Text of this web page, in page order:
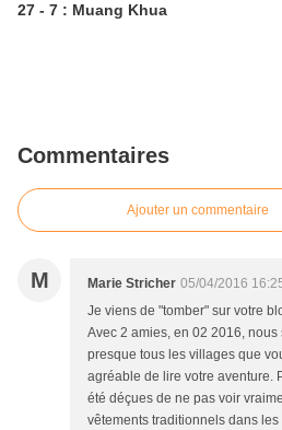
27 - 7 : Muang Khua
Commentaires
Ajouter un commentaire
M Marie Stricher 05/04/2016
Je viens de "tomber" sur votre
Avec 2 amies, en 02 2016,
presque tous les villages que
agréable de lire votre aventure.
été déçues de ne pas voir
vêtements traditionnels dans